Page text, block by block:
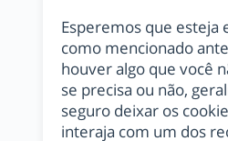
Esperemos que esteja
como mencionado
houver algo que você
se precisa ou não,
seguro deixar os
interaja com um dos